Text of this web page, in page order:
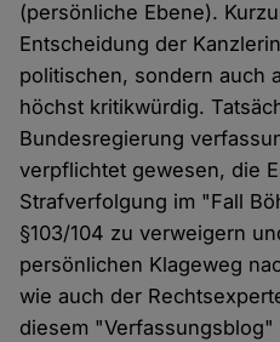
(persönliche Ebene).
Entscheidung der
politischen, sondern auch
höchst kritikwürdig.
Bundesregierung
verpflichtet gewesen, die
Strafverfolgung im "Fall
§103/104 zu verweigern
persönlichen Klageweg
wie auch der
diesem "Verfassungsblog"